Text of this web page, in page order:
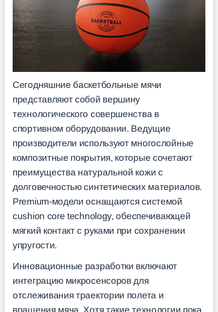
Сегодняшние баскетбольные мячи
представляют собой вершину
технологического совершенства в
спортивном оборудовании. Ведущие
производители используют многослойные
композитные покрытия, которые сочетают
преимущества натуральной кожи с
долговечностью синтетических материалов.
Premium-модели оснащаются системой
cushion core technology, обеспечивающей
мягкий контакт с руками при сохранении
упругости.
Инновационные разработки включают
интеграцию микросенсоров для
отслеживания траектории полета и
вращения мяча. Хотя такие технологии пока